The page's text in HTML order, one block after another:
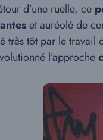
d’une ruelle, ce
et auréolé de
très tôt par le
l’approche